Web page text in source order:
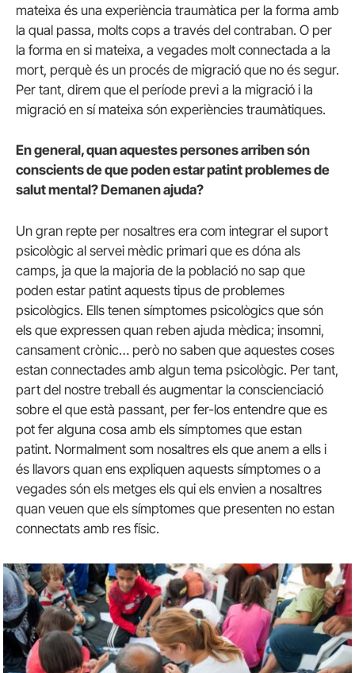
mateixa és una experiència traumàtica per la forma amb
la qual passa, molts cops a través del contraban. O per
la forma en si mateixa, a vegades molt connectada a la
mort, perquè és un procés de migració que no és segur.
Per tant, direm que el període previ a la migració i la
migració en sí mateixa són experiències traumàtiques.
En general, quan aquestes persones arriben són
conscients de que poden estar patint problemes de
salut mental? Demanen ajuda?
Un gran repte per nosaltres era com integrar el suport
psicològic al servei mèdic primari que es dóna als
camps, ja que la majoria de la població no sap que
poden estar patint aquests tipus de problemes
psicològics. Ells tenen símptomes psicològics que són
els que expressen quan reben ajuda mèdica; insomni,
cansament crònic… però no saben que aquestes coses
estan connectades amb algun tema psicològic. Per tant,
part del nostre treball és augmentar la conscienciació
sobre el que està passant, per fer-los entendre que es
pot fer alguna cosa amb els símptomes que estan
patint. Normalment som nosaltres els que anem a ells i
és llavors quan ens expliquen aquests símptomes o a
vegades són els metges els qui els envien a nosaltres
quan veuen que els símptomes que presenten no estan
connectats amb res físic.